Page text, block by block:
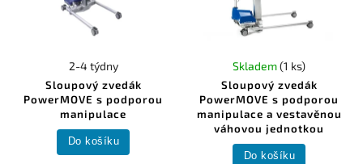
Sloupový zvedák
PowerMOVE s podporou
manipulace
2-4 týdny
Do košíku
Sloupový zvedák
PowerMOVE s podporou
manipulace a vestavěnou
váhovou jednotkou
Skladem(1 ks)
Do košíku